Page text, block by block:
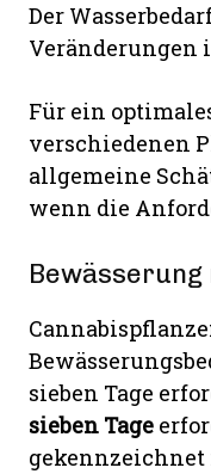
Der
Veränderungen
Für ein
verschiedenen
allgemeine
wenn die
sieben Tage
sieben Tage